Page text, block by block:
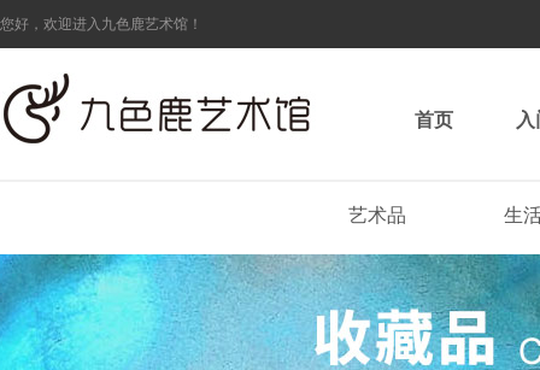
您好，欢迎进入九色鹿艺术馆！
首页
艺术品 生